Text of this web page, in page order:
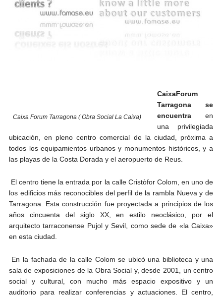
Caixa Forum Tarragona ( Obra Social La Caixa)
CaixaForum
Tarragona se
encuentraen
una privilegiada
ubicación, en pleno centro comercial de la ciudad, próxima a
todos los equipamientos urbanos y monumentos históricos, y a
las playas de la Costa Dorada y el aeropuerto de Reus.
El centro tiene la entrada por la calle Cristòfor Colom, en uno de
los edificios más reconocibles del perfil de la rambla Nueva y de
Tarragona. Esta construcción fue proyectada a principios de los
años cincuenta del siglo XX, en estilo neoclásico, por el
arquitecto tarraconense Pujol y Sevil, como sede de «la Caixa»
en esta ciudad.
En la fachada de la calle Colom se ubicó una biblioteca y una
sala de exposiciones de la Obra Social y, desde 2001, un centro
social y cultural, con mucho más espacio expositivo y un
auditorio para realizar conferencias y actuaciones. El centro,